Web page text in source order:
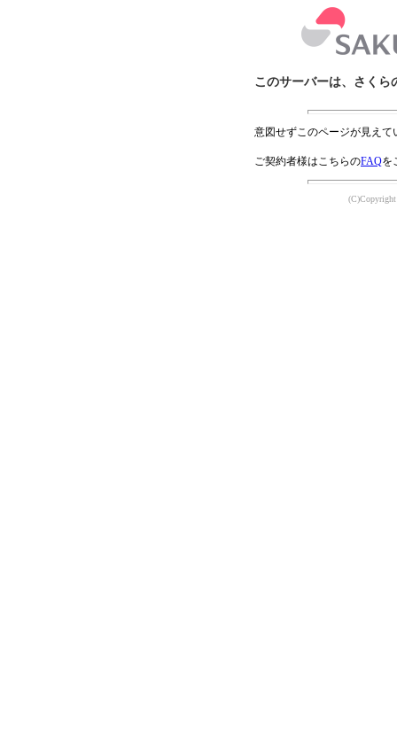
このサーバーは、さくら
意図せずこのページが見え
ご契約者様はこちらのFAQを